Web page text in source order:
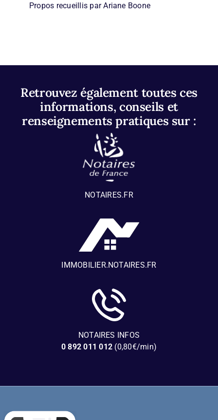
Propos recueillis par Ariane Boone
Retrouvez également toutes ces
informations, conseils et
renseignements pratiques sur :
NOTAIRES.FR
IMMOBILIER.NOTAIRES.FR
NOTAIRES INFOS
0 892 011 012 (0,80€/min)